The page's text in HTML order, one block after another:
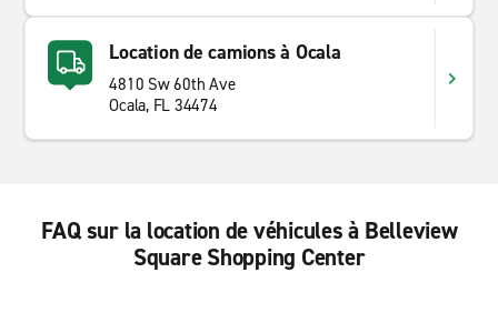
Location de camions à Ocala
4810 Sw 60th Ave
Ocala, FL 34474
FAQ sur la location de véhicules à Belleview
Square Shopping Center